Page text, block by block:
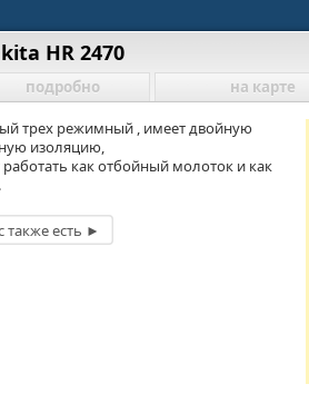
HR 2470
подробно на карте
трех режимный , имеет двойную
изоляцию,
как отбойный молоток и как